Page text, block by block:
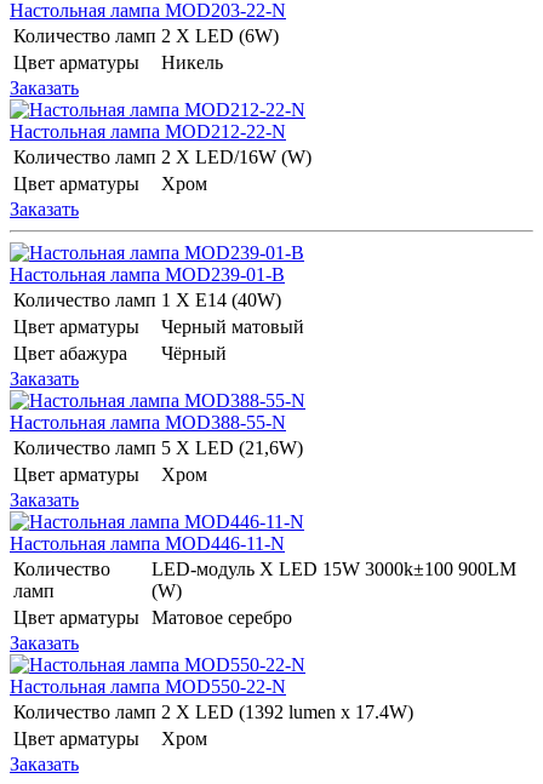
Настольная лампа MOD203-22-N
Количество ламп 2 Х LED (6W)
Цвет арматуры
Никель
Заказать
Настольная лампа MOD212-22-N
Количество ламп 2 Х LED/16W (W)
Цвет арматуры
Хром
Заказать
Настольная лампа MOD239-01-B
Количество ламп 1 Х E14 (40W)
Цвет арматуры
Черный матовый
Цвет абажура
Чёрный
Заказать
Настольная лампа MOD388-55-N
Количество ламп 5 Х LED (21,6W)
Цвет арматуры
Хром
Заказать
Настольная лампа MOD446-11-N
Количество
ламп
LED-модуль Х LED 15W 3000k±100 900LM
(W)
Цвет арматуры Матовое серебро
Заказать
Настольная лампа MOD550-22-N
Количество ламп 2 Х LED (1392 lumen x 17.4W)
Цвет арматуры
Хром
Заказать